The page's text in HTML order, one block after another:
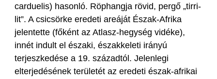
carduelis) hasonló. Röphangja rövid, pergő „tirri-
lit”. A csicsörke eredeti areáját Észak-Afrika
jelentette (főként az Atlasz-hegység vidéke),
innét indult el északi, északkeleti irányú
terjeszkedése a 19. századtól. Jelenlegi
elterjedésének területét az eredeti észak-afrikai